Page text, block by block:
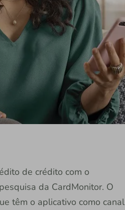
de crédito com o
da CardMonitor. O
têm o aplicativo como canal